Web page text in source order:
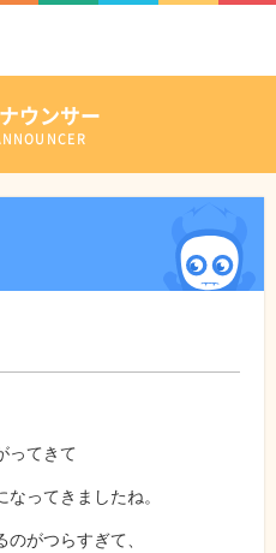
ウンサー
ってきて
ってきましたね。
がつらすぎて、